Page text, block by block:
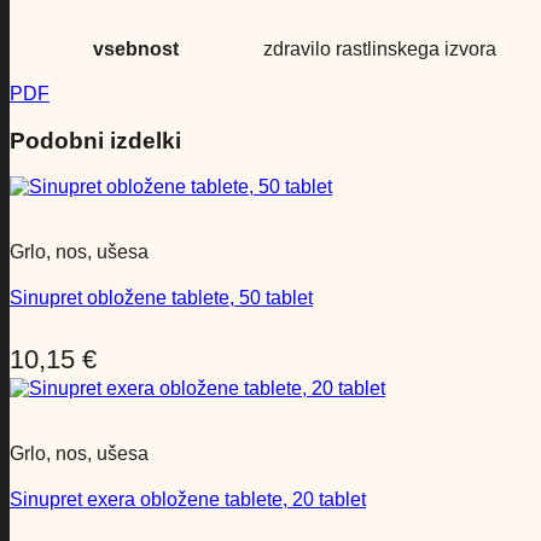
vsebnost zdravilo rastlinskega izvora
PDF
Podobni izdelki
Grlo, nos, ušesa
Sinupret obložene tablete, 50 tablet
10,15 €
Grlo, nos, ušesa
Sinupret exera obložene tablete, 20 tablet